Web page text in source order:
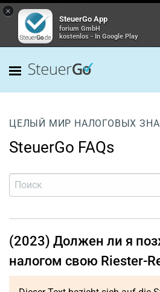
×
SteuerGo App
forium GmbH
kostenlos - In Google Play
ЦЕЛЫЙ МИР НАЛОГОВЫХ
SteuerGo FAQs
(2023) Должен ли я
налогом свою Riester-